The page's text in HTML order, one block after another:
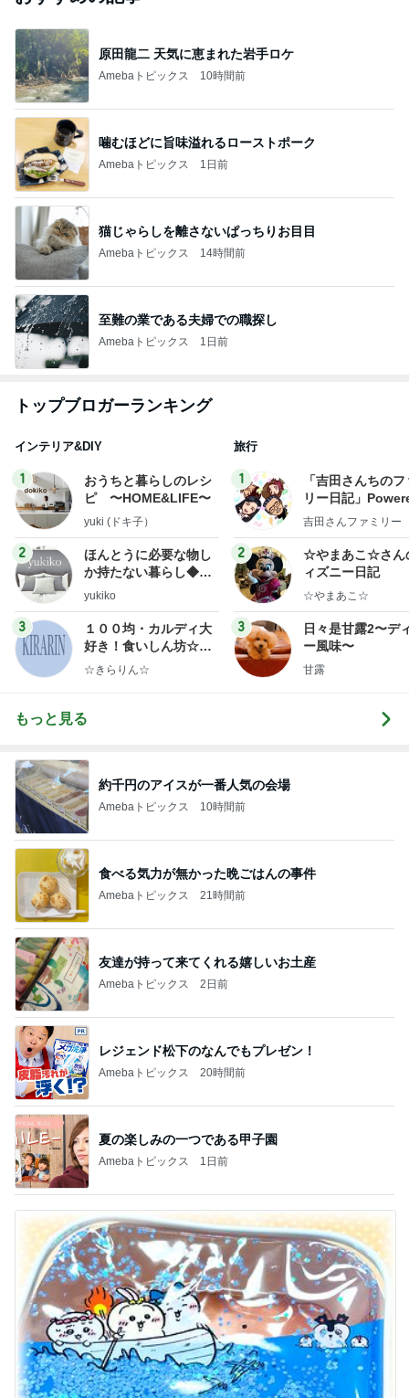
原田龍二 天気に恵まれた岩手ロケ
Amebaトピックス 10時間前
噛むほどに旨味溢れるローストポーク
Amebaトピックス 1日前
猫じゃらしを離さないぱっちりお目目
Amebaトピックス 14時間前
至難の業である夫婦での職探し
Amebaトピックス 1日前
トップブロガーランキング
インテリア&DIY
1
おうちと暮らしのレシ
ピ 〜HOME&LIFE〜
yuki (ドキ子）
2
ほんとうに必要な物し
か持たない暮らし◆Ke
ep Life Simple◆〜イ
yukiko
3
１００均・カルディ大
好き！食いしん坊☆き
らりん☆のブログ
☆きらりん☆
旅行
1
「吉田さんちの
リー日記」
y Ameba 吉田さ
ログ
吉田さんファミリー
2
☆やまあこ☆さん
ィズニー日記
☆やまあこ☆
3
日々是甘露2〜デ
ー風味〜
甘露
もっと見る
約千円のアイスが一番人気の会場
Amebaトピックス 10時間前
食べる気力が無かった晩ごはんの事件
Amebaトピックス 21時間前
友達が持って来てくれる嬉しいお土産
Amebaトピックス 2日前
レジェンド松下のなんでもプレゼン！
Amebaトピックス 20時間前
夏の楽しみの一つである甲子園
Amebaトピックス 1日前